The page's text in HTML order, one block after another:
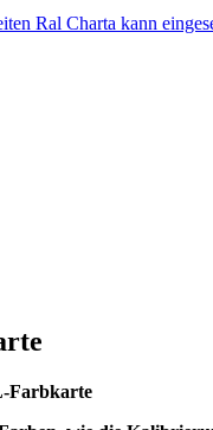
Ral Charta kann
Farbkarte